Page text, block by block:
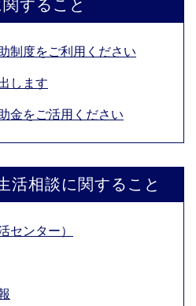
すること
制度をご利用ください
します
金をご活用ください
活相談に関すること
センター）